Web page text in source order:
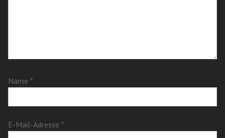
Name *
E-Mail-Adresse *